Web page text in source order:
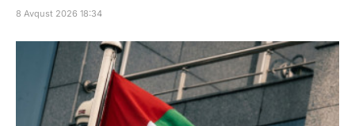
8 Avqust 2026 18:34